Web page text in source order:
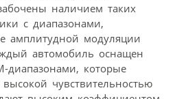
наличием таких
с диапазонами,
амплитудной модуляции
автомобиль оснащен
диапазонами, которые
чувствительностью